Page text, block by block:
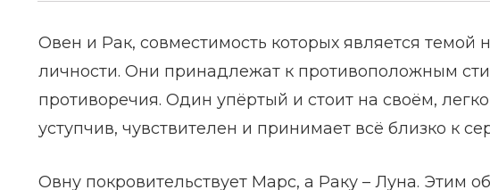
Овен и Рак, совместимость которых является темой
личности. Они принадлежат к противоположным
противоречия. Один упёртый и стоит на своём,
уступчив, чувствителен и принимает всё близко к
Овну покровительствует Марс, а Раку – Луна. Этим